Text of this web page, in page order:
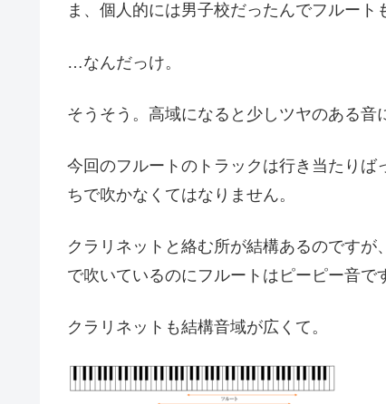
ま、個人的には男子校だったんでフルート
…なんだっけ。
そうそう。高域になると少しツヤのある音
今回のフルートのトラックは行き当たり
ちで吹かなくてはなりません。
クラリネットと絡む所が結構あるのです
で吹いているのにフルートはピーピー音で
クラリネットも結構音域が広くて。